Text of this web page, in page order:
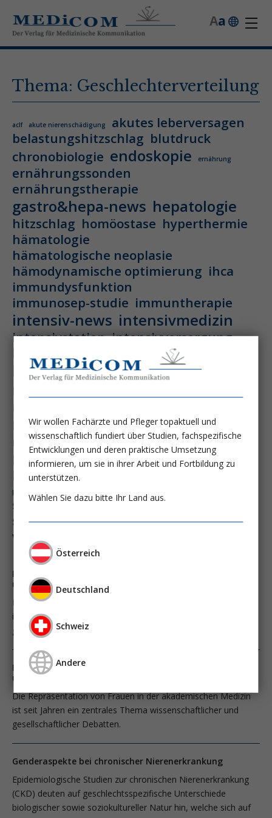
a
A
Thema: Geschlechterverteilung
aclf akute nierenschädigung
akutes leberversagen
belastungshitzschlag blutdruck
chronobiologie endoskopie ernährung
ernährungssonden
ernährungstherapie
gastro&hepa-news hepatologie
hitzschlag homöostase hyperthermie
hämatologie
hämatologische neoplasie
hämodynamische optimierung ihca
immundysfunktion
immunosep-studie immuntherapie
intensiv-news intensivmedizin
intensivstation intensivversorgung
kdigo-leitlinien
lebernekrose
leberzirrhose mangelernährung
masld
multiples myelom
nephro-news nephrologie
niereninsuffizienz nutrition
peg-implantationstechniken
perioperative nierenschädigung
pisces-studie
schluckstörung semaglutid
septischer schock surrogatparamenter
vasopressortherapie
Frauen in der Intensivmedizin: Fortschritt, Stagnation
und Perspektiven
Die Repräsentation von Frauen in der akademischen Medizin
ist seit Jahren ein zentrales Thema wissenschaftlicher und
gesellschaftlicher Debatten.
Frauen in der Intensivmedizin: Fortschritt, Stagnation
und Perspektiven
Die Repräsentation von Frauen in der akademischen Medizin
ist seit Jahren ein zentrales Thema wissenschaftlicher und
gesellschaftlicher Debatten.
Genderaspekte bei chronischer Nierenerkrankung
Epidemiologische Studien zur chronischen Nierenerkrankung
(CKD) deuten auf geschlechtsspezifische Unterschiede
biologischer sowie soziokultureller Natur hin, welche sich auf
Wir wollen Fachärzte und Pfleger topaktuell und
wissenschaftlich fundiert über Studien, fachspezifische
Entwicklungen und deren praktische Umsetzung
informieren, um sie in ihrer Arbeit und Fortbildung zu
unterstützen.
Wählen Sie dazu bitte Ihr Land aus.
Österreich
Deutschland
Schweiz
Andere